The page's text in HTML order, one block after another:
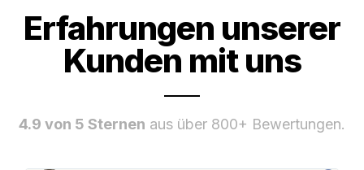
Erfahrungen unserer
Kunden mit uns
4.9 von 5 Sternen aus über 800+ Bewertungen.